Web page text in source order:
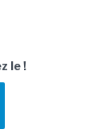
le !